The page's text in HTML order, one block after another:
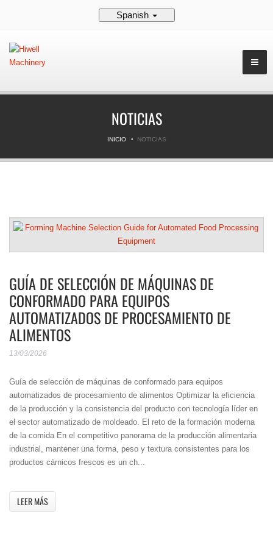
Spanish
NOTICIAS
INICIO NOTICIAS
GUÍA DE SELECCIÓN DE MÁQUINAS DE
CONFORMADO PARA EQUIPOS
AUTOMATIZADOS DE PROCESAMIENTO DE
ALIMENTOS
13/03/2026
Guía de selección de máquinas de conformado para equipos
automatizados de procesamiento de alimentos Optimizar la eficiencia
de la producción y la consistencia del producto con tecnología líder en
el sector automatizado de moldeado. El reto de la formación moderna
de la comida En el competitivo panorama de la producción alimentaria
industrial, mantener una forma, peso y textura consistentes para los
productos cárnicos frescos es un ch...
LEER MÁS